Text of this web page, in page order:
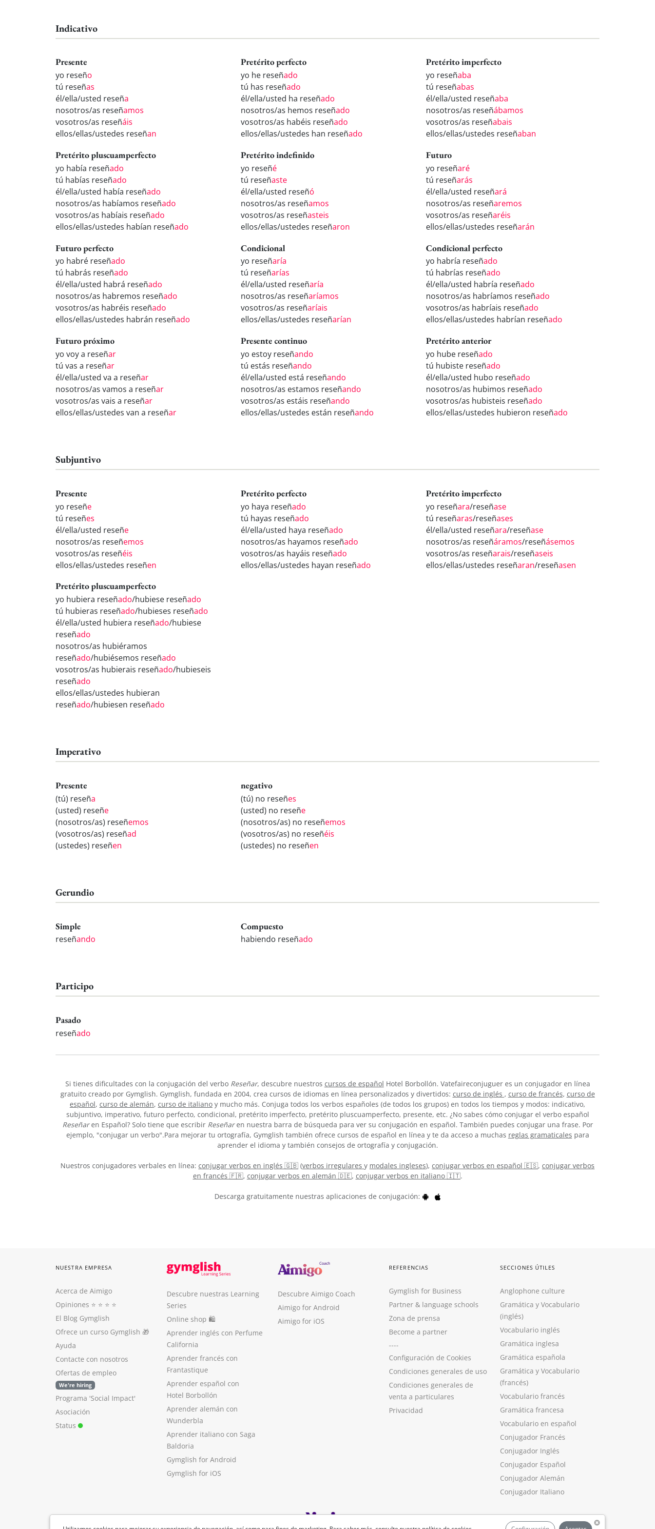
Indicativo
Presente
yo reseño
tú reseñas
él/ella/usted reseña
nosotros/as reseñamos
vosotros/as reseñáis
ellos/ellas/ustedes reseñan
Pretérito perfecto
yo he reseñado
tú has reseñado
él/ella/usted ha reseñado
nosotros/as hemos reseñado
vosotros/as habéis reseñado
ellos/ellas/ustedes han reseñado
Pretérito imperfecto
yo reseñaba
tú reseñabas
él/ella/usted reseñaba
nosotros/as reseñábamos
vosotros/as reseñabais
ellos/ellas/ustedes reseñaban
Pretérito pluscuamperfecto
yo había reseñado
tú habías reseñado
él/ella/usted había reseñado
nosotros/as habíamos reseñado
vosotros/as habíais reseñado
ellos/ellas/ustedes habían reseñado
Pretérito indefinido
yo reseñé
tú reseñaste
él/ella/usted reseñó
nosotros/as reseñamos
vosotros/as reseñasteis
ellos/ellas/ustedes reseñaron
Futuro
yo reseñaré
tú reseñarás
él/ella/usted reseñará
nosotros/as reseñaremos
vosotros/as reseñaréis
ellos/ellas/ustedes reseñarán
Futuro perfecto
yo habré reseñado
tú habrás reseñado
él/ella/usted habrá reseñado
nosotros/as habremos reseñado
vosotros/as habréis reseñado
ellos/ellas/ustedes habrán reseñado
Condicional
yo reseñaría
tú reseñarías
él/ella/usted reseñaría
nosotros/as reseñaríamos
vosotros/as reseñaríais
ellos/ellas/ustedes reseñarían
Condicional perfecto
yo habría reseñado
tú habrías reseñado
él/ella/usted habría reseñado
nosotros/as habríamos reseñado
vosotros/as habríais reseñado
ellos/ellas/ustedes habrían reseñado
Futuro próximo
yo voy a reseñar
tú vas a reseñar
él/ella/usted va a reseñar
nosotros/as vamos a reseñar
vosotros/as vais a reseñar
ellos/ellas/ustedes van a reseñar
Presente continuo
yo estoy reseñando
tú estás reseñando
él/ella/usted está reseñando
nosotros/as estamos reseñando
vosotros/as estáis reseñando
ellos/ellas/ustedes están reseñando
Pretérito anterior
yo hube reseñado
tú hubiste reseñado
él/ella/usted hubo reseñado
nosotros/as hubimos reseñado
vosotros/as hubisteis reseñado
ellos/ellas/ustedes hubieron reseñado
Subjuntivo
Presente
yo reseñe
tú reseñes
él/ella/usted reseñe
nosotros/as reseñemos
vosotros/as reseñéis
ellos/ellas/ustedes reseñen
Pretérito perfecto
yo haya reseñado
tú hayas reseñado
él/ella/usted haya reseñado
nosotros/as hayamos reseñado
vosotros/as hayáis reseñado
ellos/ellas/ustedes hayan reseñado
Pretérito imperfecto
yo reseñara/reseñase
tú reseñaras/reseñases
él/ella/usted reseñara/reseñase
nosotros/as reseñáramos/reseñásemos
vosotros/as reseñarais/reseñaseis
ellos/ellas/ustedes reseñaran/reseñasen
Pretérito pluscuamperfecto
yo hubiera reseñado/hubiese reseñado
tú hubieras reseñado/hubieses reseñado
él/ella/usted hubiera reseñado/hubiese
reseñado
nosotros/as hubiéramos
reseñado/hubiésemos reseñado
vosotros/as hubierais reseñado/hubieseis
reseñado
ellos/ellas/ustedes hubieran
reseñado/hubiesen reseñado
Imperativo
Presente
(tú) reseña
(usted) reseñe
(nosotros/as) reseñemos
(vosotros/as) reseñad
(ustedes) reseñen
negativo
(tú) no reseñes
(usted) no reseñe
(nosotros/as) no reseñemos
(vosotros/as) no reseñéis
(ustedes) no reseñen
Gerundio
Simple
reseñando
Compuesto
habiendo reseñado
Participo
Pasado
reseñado
Si tienes dificultades con la conjugación del verbo Reseñar, descubre nuestros cursos de español Hotel Borbollón. Vatefaireconjuguer es un conjugador en línea
gratuito creado por Gymglish. Gymglish, fundada en 2004, crea cursos de idiomas en línea personalizados y divertidos: curso de inglés , curso de francés, curso de
español, curso de alemán, curso de italiano y mucho más. Conjuga todos los verbos españoles (de todos los grupos) en todos los tiempos y modos: indicativo,
subjuntivo, imperativo, futuro perfecto, condicional, pretérito imperfecto, pretérito pluscuamperfecto, presente, etc. ¿No sabes cómo conjugar el verbo español
Reseñaren Español? Solo tiene que escribir Reseñaren nuestra barra de búsqueda para ver su conjugación en español. También puedes conjugar una frase. Por
ejemplo, "conjugar un verbo".Para mejorar tu ortografía, Gymglish también ofrece cursos de español en línea y te da acceso a muchas reglas gramaticales para
aprender el idioma y también consejos de ortografía y conjugación.
Nuestros conjugadores verbales en línea: conjugar verbos en inglés 🇬🇧 (verbos irregulares y modales ingleses), conjugar verbos en español 🇪🇸, conjugar verbos
en francés 🇫🇷, conjugar verbos en alemán 🇩🇪, conjugar verbos en italiano 🇮🇹.
Descarga gratuitamente nuestras aplicaciones de conjugación:
NUESTRA EMPRESA
Acerca de Aimigo
Opiniones ⭐️ ⭐️ ⭐️ ⭐️
El Blog Gymglish
Ofrece un curso Gymglish 🎁
Ayuda
Contacte con nosotros
Ofertas de empleo
We're hiring
Programa 'Social Impact'
Asociación
Status
Descubre nuestras Learning
Series
Online shop 🛍
Aprender inglés con Perfume
California
Aprender francés con
Frantastique
Aprender español con
Hotel Borbollón
Aprender alemán con
Wunderbla
Aprender italiano con Saga
Baldoria
Gymglish for Android
Gymglish for iOS
Descubre Aimigo Coach
Aimigo for Android
Aimigo for iOS
REFERENCIAS
Gymglish for Business
Partner & language schools
Zona de prensa
Become a partner
----
Configuración de Cookies
Condiciones generales de uso
Condiciones generales de
venta a particulares
Privacidad
SECCIONES ÚTILES
Anglophone culture
Gramática y Vocabulario
(inglés)
Vocabulario inglés
Gramática inglesa
Gramática española
Gramática y Vocabulario
(francés)
Vocabulario francés
Gramática francesa
Vocabulario en español
Conjugador Francés
Conjugador Inglés
Conjugador Español
Conjugador Alemán
Conjugador Italiano